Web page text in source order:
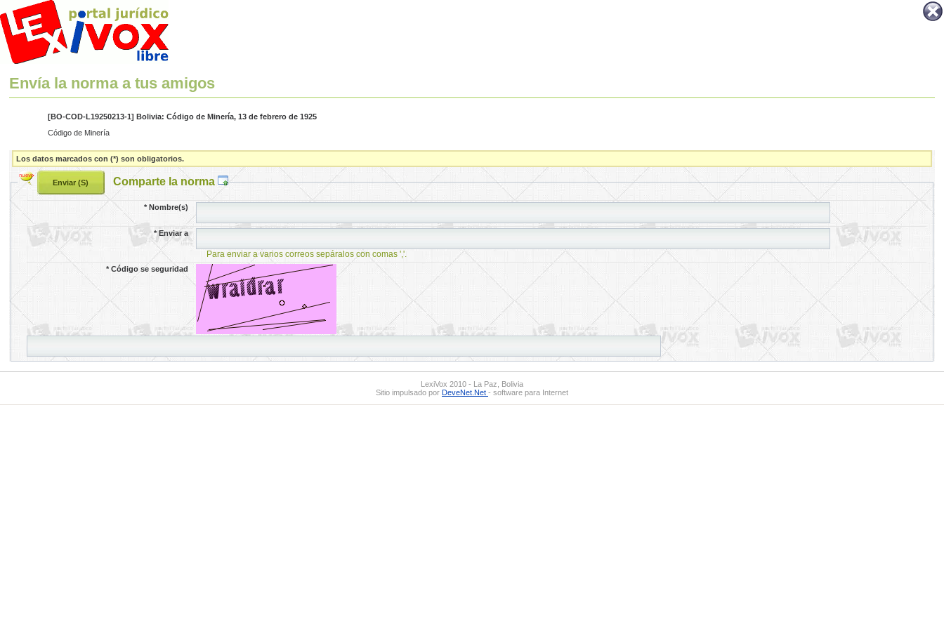
Envía la norma a tus amigos
[BO-COD-L19250213-1] Bolivia: Código de Minería, 13 de febrero de 1925
Código de Minería
Los datos marcados con (*) son obligatorios.
Comparte la norma
*Nombre(s)
*Enviar a
Para enviar a varios correos sepáralos con comas ','.
*Código se seguridad
LexiVox 2010 - La Paz, Bolivia
Sitio impulsado por DeveNet.Net - software para Internet